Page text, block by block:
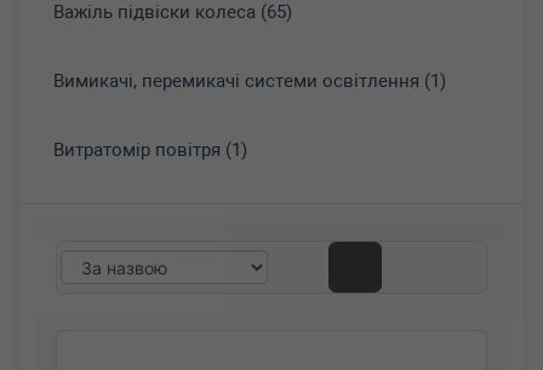
Важіль підвіски колеса (65)
Вимикачі, перемикачі системи освітлення (1)
Витратомір повітря (1)